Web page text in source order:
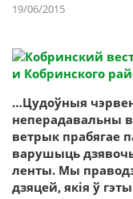
19/06/2015
…Цудоўныя
неперадавальны
ветрык прабягае
варушыць
ленты. Мы
дзяцей, якія ў